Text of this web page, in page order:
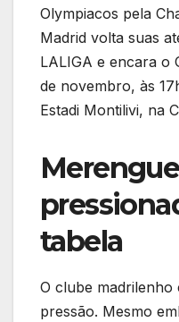
Olympiacos pela
Madrid volta suas
LALIGA e encara o
de novembro, às
Estadi Montilivi, na
tabela
O clube madrilenho
pressão. Mesmo